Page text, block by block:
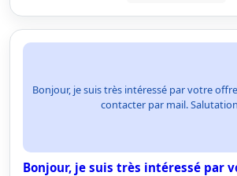
Bonjour, je suis très intéressé par votre
contacter par mail.
Bonjour, je suis très intéressé par